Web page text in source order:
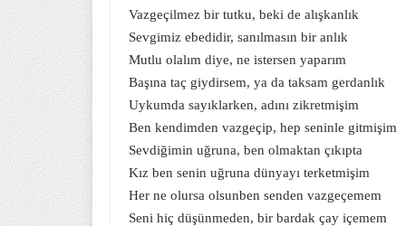
Vazgeçilmez bir tutku, beki de alışkanlık
Sevgimiz ebedidir, sanılmasın bir anlık
Mutlu olalım diye, ne istersen yaparım
Başına taç giydirsem, ya da taksam gerdanlık
Uykumda sayıklarken, adını zikretmişim
Ben kendimden vazgeçip, hep seninle gitmişim
Sevdiğimin uğruna, ben olmaktan çıkıpta
Kız ben senin uğruna dünyayı terketmişim
Her ne olursa olsunben senden vazgeçemem
Seni hiç düşünmeden, bir bardak çay içemem